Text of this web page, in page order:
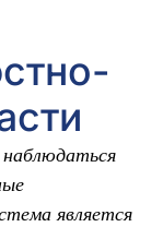
является